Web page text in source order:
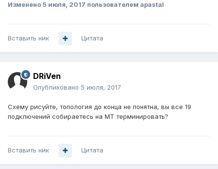
Изменено 5 июля, 2017 пользователем apastal
Вставить ник Цитата
DRiVen
Опубликовано 5 июля, 2017
Схему рисуйте, топология до конца не понятна, вы все 19
подключений собираетесь на МТ терминировать?
Вставить ник Цитата